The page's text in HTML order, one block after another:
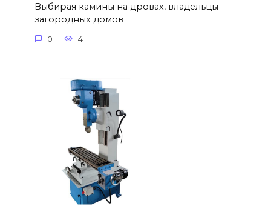
Выбирая камины на дровах, владельцы
загородных домов
0 4